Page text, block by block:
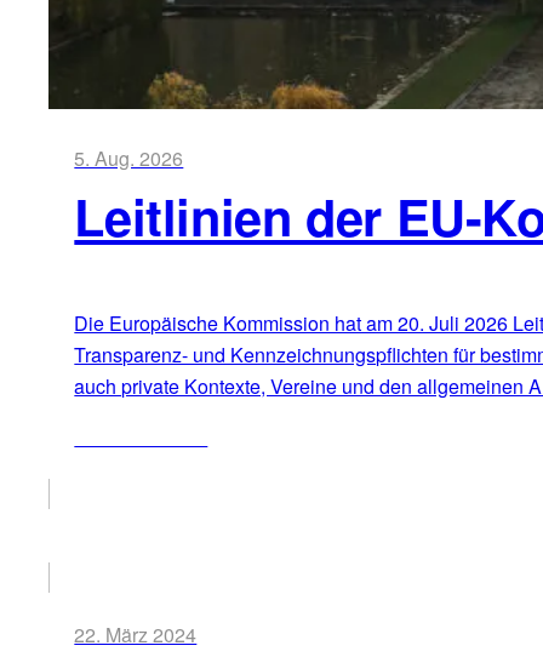
5. Aug. 2026
Leitlinien der EU-
Die Europäische Kommission hat am 20. Juli 2026
Transparenz- und Kennzeichnungspflichten für
auch private Kontexte, Vereine und den
22. März 2024